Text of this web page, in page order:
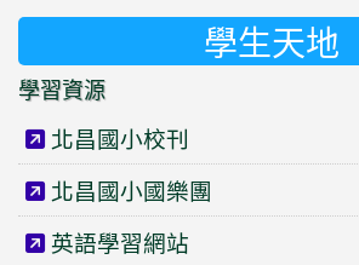
學生天地
學習資源
北昌國小校刊
北昌國小國樂團
英語學習網站